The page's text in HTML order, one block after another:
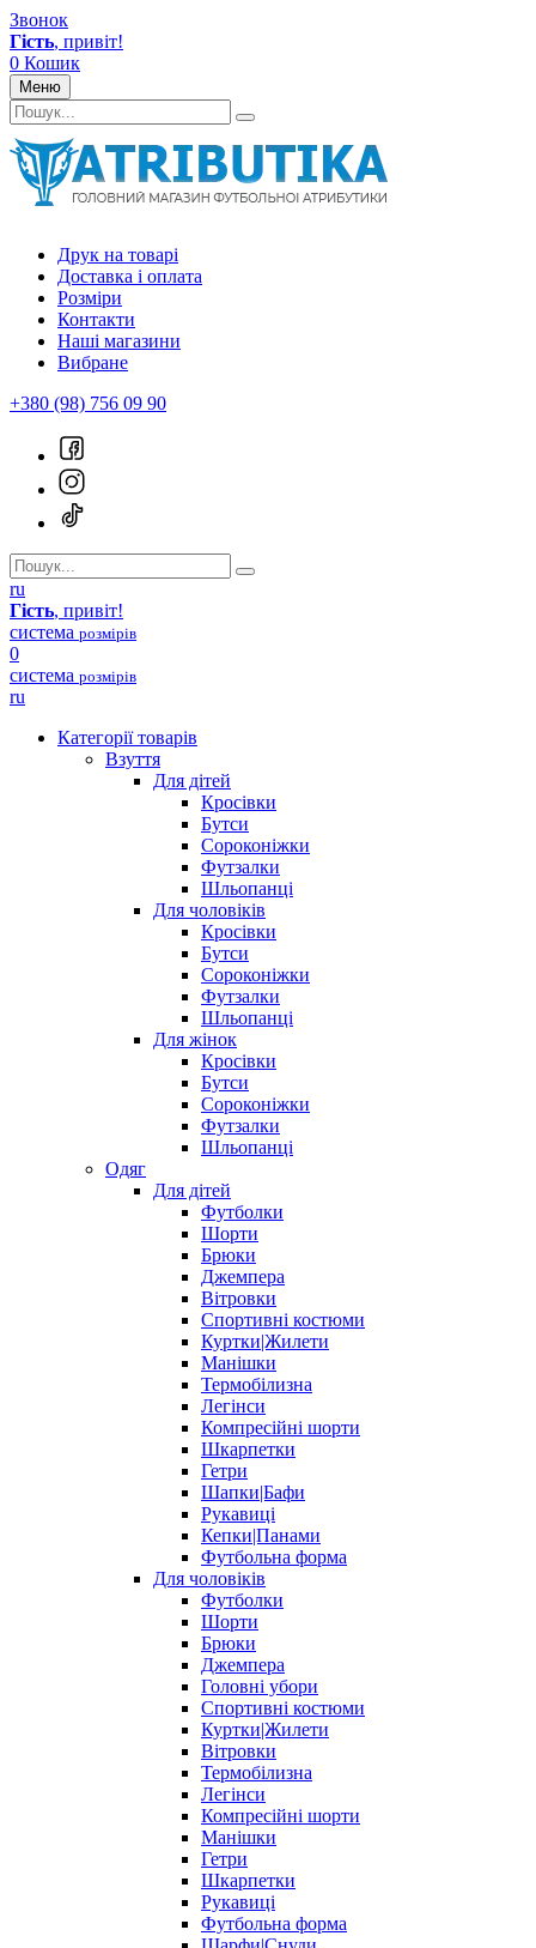
Звонок
Гість, привіт!
0 Кошик
Меню
Друк на товарі
Доставка і оплата
Розміри
Контакти
Наші магазини
Вибране
+380 (98) 756 09 90
ru
Гість, привіт!
система розмірів
0
система розмірів
ru
Категорії товарів
Взуття
Для дітей
Кросівки
Бутси
Сороконіжки
Футзалки
Шльопанці
Для чоловіків
Кросівки
Бутси
Сороконіжки
Футзалки
Шльопанці
Для жінок
Кросівки
Бутси
Сороконіжки
Футзалки
Шльопанці
Одяг
Для дітей
Футболки
Шорти
Брюки
Джемпера
Вітровки
Спортивні костюми
Куртки|Жилети
Манішки
Термобілизна
Легінси
Компресійні шорти
Шкарпетки
Гетри
Шапки|Бафи
Рукавиці
Кепки|Панами
Футбольна форма
Для чоловіків
Футболки
Шорти
Брюки
Джемпера
Головні убори
Спортивні костюми
Куртки|Жилети
Вітровки
Термобілизна
Легінси
Компресійні шорти
Манішки
Гетри
Шкарпетки
Рукавиці
Футбольна форма